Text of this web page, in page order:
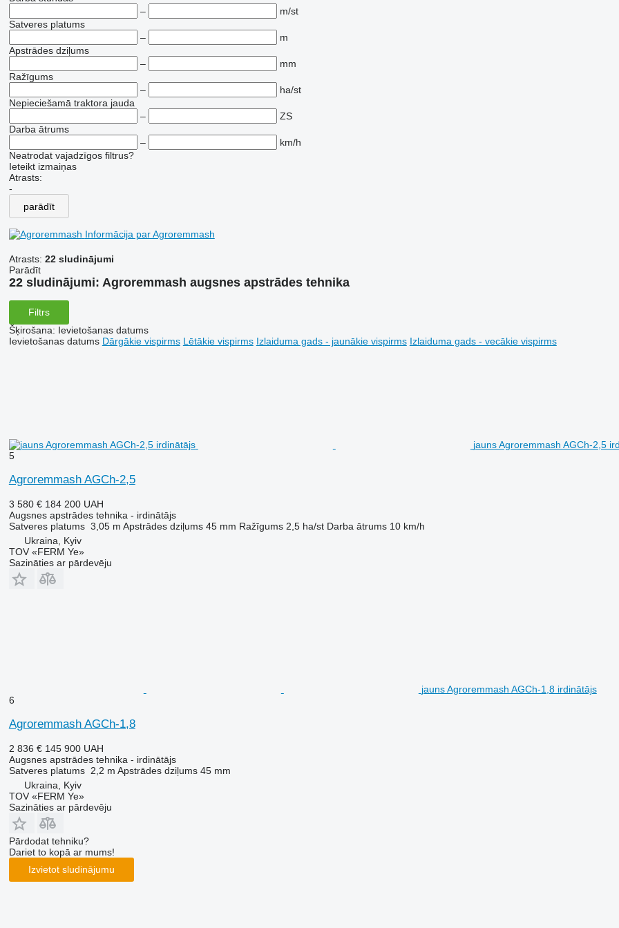
–
m/st
Satveres platums
–
m
Apstrādes dziļums
–
mm
Ražīgums
–
ha/st
Nepieciešamā traktora jauda
–
ZS
Darba ātrums
–
km/h
Neatrodat vajadzīgos filtrus?
Ieteikt izmaiņas
Atrasts:
-
parādīt
Informācija par Agroremmash
Atrasts: 22 sludinājumi
Parādīt
22 sludinājumi: Agroremmash augsnes apstrādes tehnika
Filtrs
Šķirošana: Ievietošanas datums
Ievietošanas datums Dārgākie vispirms Lētākie vispirms Izlaiduma gads - jaunākie vispirms Izlaiduma gads - vecākie vispirms
jauns Agroremmash AGCh-2,5
5
Agroremmash AGCh-2,5
3 580 € 184 200 UAH
Augsnes apstrādes tehnika - irdinātājs
Satveres platums 3,05 m Apstrādes dziļums 45 mm Ražīgums 2,5 ha/st Darba ātrums 10 km/h
Ukraina, Kyiv
TOV «FERM Ye»
Sazināties ar pārdevēju
jauns Agroremmash AGCh-1,8 irdinātājs
6
Agroremmash AGCh-1,8
2 836 € 145 900 UAH
Augsnes apstrādes tehnika - irdinātājs
Satveres platums 2,2 m Apstrādes dziļums 45 mm
Ukraina, Kyiv
TOV «FERM Ye»
Sazināties ar pārdevēju
Pārdodat tehniku?
Dariet to kopā ar mums!
Izvietot sludinājumu